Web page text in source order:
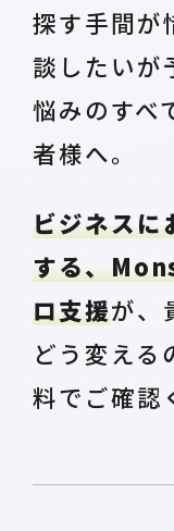
探す手間が
談したいが
悩みのすべ
者様へ。
ビジネスに
する、
ロ支援が、
どう変える
料でご確認